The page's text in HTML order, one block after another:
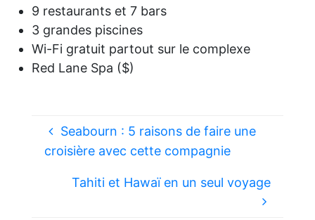
9 restaurants et 7 bars
3 grandes piscines
Wi-Fi gratuit partout sur le complexe
Red Lane Spa ($)
Seabourn : 5 raisons de faire une
croisière avec cette compagnie
Tahiti et Hawaï en un seul voyage